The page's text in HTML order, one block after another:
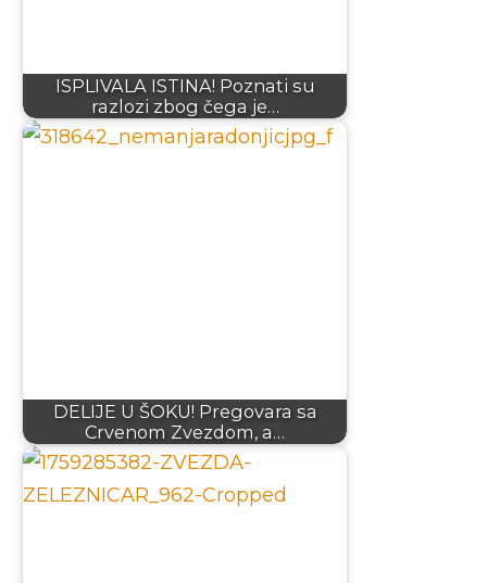
ISPLIVALA ISTINA! Poznati su
razlozi zbog čega je…
DELIJE U ŠOKU! Pregovara sa
Crvenom Zvezdom, a…